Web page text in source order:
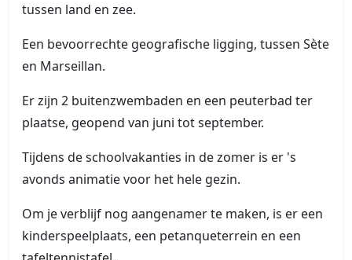
tussen land en zee.
Een bevoorrechte geografische ligging, tussen Sète
en Marseillan.
Er zijn 2 buitenzwembaden en een peuterbad ter
plaatse, geopend van juni tot september.
Tijdens de schoolvakanties in de zomer is er 's
avonds animatie voor het hele gezin.
Om je verblijf nog aangenamer te maken, is er een
kinderspeelplaats, een petanqueterrein en een